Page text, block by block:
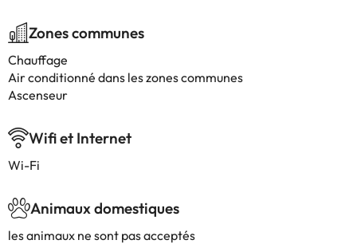
Zones communes
Chauffage
Air conditionné dans les zones communes
Ascenseur
Wifi et Internet
Wi-Fi
Animaux domestiques
les animaux ne sont pas acceptés